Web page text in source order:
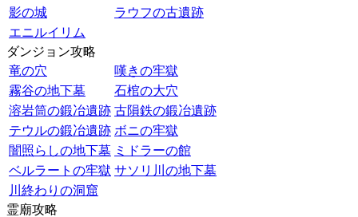
影の城
ラウフの古遺跡
エニルイリム
ダンジョン攻略
竜の穴
嘆きの牢獄
霧谷の地下墓
石棺の大穴
溶岩筒の鍛冶遺跡 古隕鉄の鍛冶遺跡
テウルの鍛冶遺跡 ボニの牢獄
闇照らしの地下墓 ミドラーの館
ベルラートの牢獄 サソリ川の地下墓
川終わりの洞窟
霊廟攻略